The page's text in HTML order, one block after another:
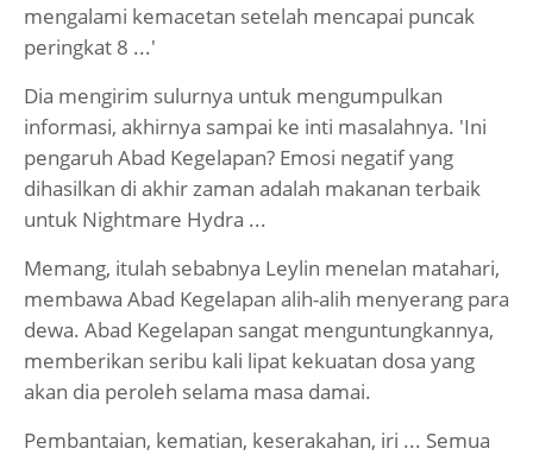
mengalami kemacetan setelah mencapai puncak
peringkat 8 ...'
Dia mengirim sulurnya untuk mengumpulkan
informasi, akhirnya sampai ke inti masalahnya. 'Ini
pengaruh Abad Kegelapan? Emosi negatif yang
dihasilkan di akhir zaman adalah makanan terbaik
untuk Nightmare Hydra ...
Memang, itulah sebabnya Leylin menelan matahari,
membawa Abad Kegelapan alih-alih menyerang para
dewa. Abad Kegelapan sangat menguntungkannya,
memberikan seribu kali lipat kekuatan dosa yang
akan dia peroleh selama masa damai.
Pembantaian, kematian, keserakahan, iri ... Semua